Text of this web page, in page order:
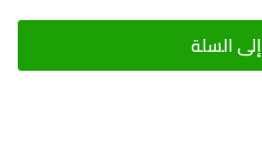
السلة